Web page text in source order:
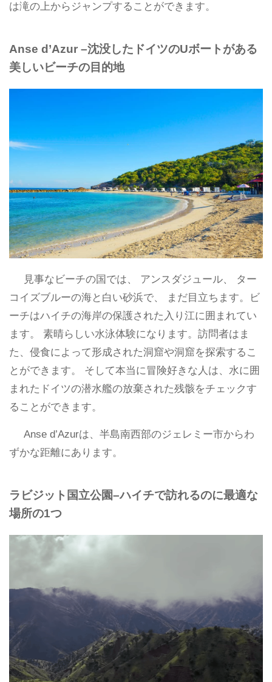
は滝の上からジャンプすることができます。
Anse d’Azur –沈没したドイツのUボートがある
美しいビーチの目的地
見事なビーチの国では、 アンスダジュール、 ター
コイズブルーの海と白い砂浜で、 まだ目立ちます。ビ
ーチはハイチの海岸の保護された入り江に囲まれてい
ます。 素晴らしい水泳体験になります。訪問者はま
た、侵食によって形成された洞窟や洞窟を探索するこ
とができます。 そして本当に冒険好きな人は、水に囲
まれたドイツの潜水艦の放棄された残骸をチェックす
ることができます。
Anse d’Azurは、半島南西部のジェレミー市からわ
ずかな距離にあります。
ラビジット国立公園–ハイチで訪れるのに最適な
場所の1つ